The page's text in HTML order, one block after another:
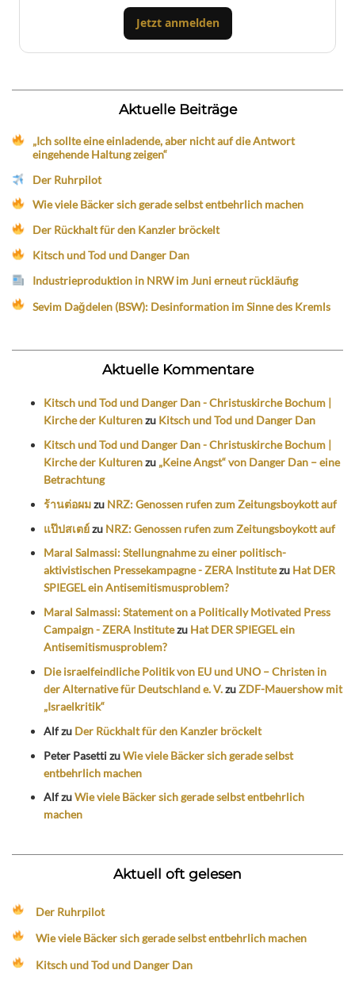
Jetzt anmelden
Aktuelle Beiträge
„Ich sollte eine einladende, aber nicht auf die Antwort
eingehende Haltung zeigen“
Der Ruhrpilot
Wie viele Bäcker sich gerade selbst entbehrlich machen
Der Rückhalt für den Kanzler bröckelt
Kitsch und Tod und Danger Dan
Industrieproduktion in NRW im Juni erneut rückläufig
Sevim Dağdelen (BSW): Desinformation im Sinne des Kremls
Aktuelle Kommentare
Kitsch und Tod und Danger Dan - Christuskirche Bochum |
Kirche der Kulturenzu Kitsch und Tod und Danger Dan
Kitsch und Tod und Danger Dan - Christuskirche Bochum |
Kirche der Kulturenzu „Keine Angst“ von Danger Dan – eine
Betrachtung
ร้านต่อผมzu NRZ: Genossen rufen zum Zeitungsboykott auf
แป๊ปสเตย์zu NRZ: Genossen rufen zum Zeitungsboykott auf
Maral Salmassi: Stellungnahme zu einer politisch-
aktivistischen Pressekampagne - ZERA Institutezu Hat DER
SPIEGEL ein Antisemitismusproblem?
Maral Salmassi: Statement on a Politically Motivated Press
Campaign - ZERA Institutezu Hat DER SPIEGEL ein
Antisemitismusproblem?
Die israelfeindliche Politik von EU und UNO – Christen in
der Alternative für Deutschland e. V.zuZDF-Mauershow mit
„Israelkritik“
Alfzu Der Rückhalt für den Kanzler bröckelt
Peter PasettizuWie viele Bäcker sich gerade selbst
entbehrlich machen
AlfzuWie viele Bäcker sich gerade selbst entbehrlich
machen
Aktuell oft gelesen
Der Ruhrpilot
Wie viele Bäcker sich gerade selbst entbehrlich machen
Kitsch und Tod und Danger Dan